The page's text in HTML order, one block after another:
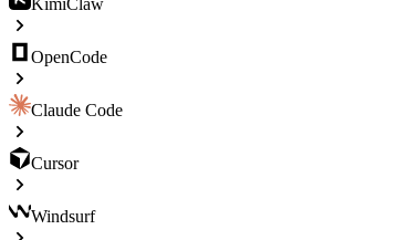
OpenCode
Claude Code
Cursor
Windsurf